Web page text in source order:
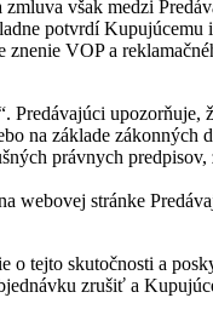
však medzi
potvrdí Kupujúcemu
VOP a
na základe zákonných
právnych
stránke
tejto skutočnosti a
zrušiť a